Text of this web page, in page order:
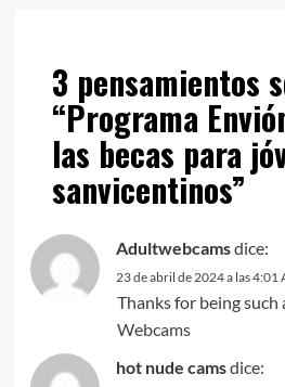
3 pensamientos
“Programa
las becas para
sanvicentinos”
Adultwebcamsdice:
23 de abril de 2024 a las 4:01
Thanks for being such
Webcams
hot nude camsdice: